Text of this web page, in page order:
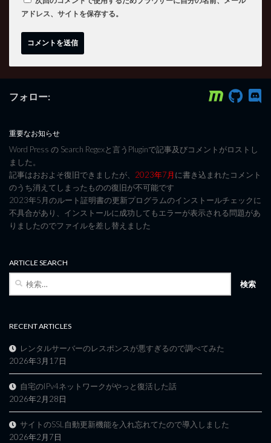
アドレス、サイトを保存する。
フォロー:
重要なお知らせ
Word Press の Search Regexと言うPluginで記事及びコメントがロストし
ました。
記事はおおよそ復旧できましたが、 2023年7月に書き込まれたコメント
のうち消えてしまったものの復旧が不可能です
2023年5月のルート証明書の更新プログラムのインストールチェックに
不具合があり、インストールに成功してもエラーが表示される問題があ
りましたのでファイルを差し替えました
ARTICLE SEARCH
RECENT ARTICLES
レンタルサーバーのレスポンスが悪すぎるので調べてみた
2026年3月17日
自宅のIPv4ネットワークがやっと復活した話
2026年2月28日
サイトのSSL自動更新機能を入れ忘れてたので導入しました
2026年2月7日